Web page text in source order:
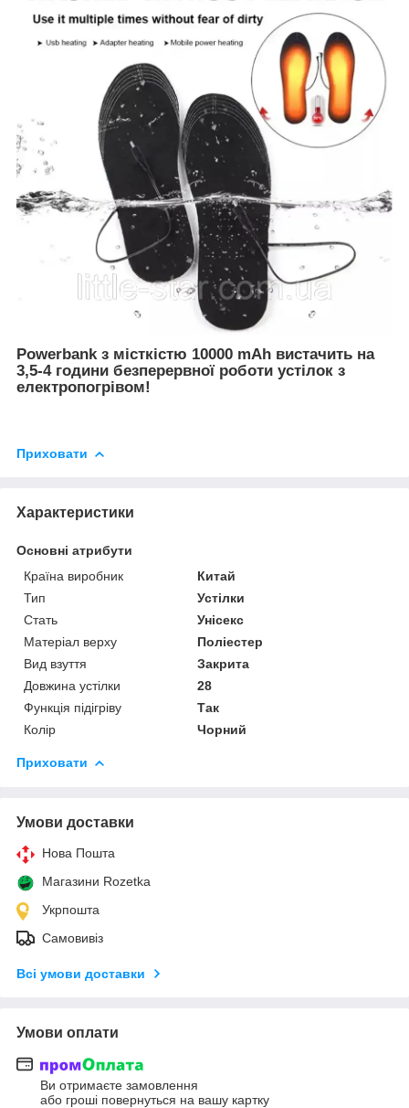
Powerbank з місткістю 10000 mAh вистачить на
3,5-4 години безперервної роботи устілок з
електропогрівом!
Приховати
Характеристики
Основні атрибути
Країна виробник
Китай
Тип
Устілки
Стать
Унісекс
Матеріал верху
Поліестер
Вид взуття
Закрита
Довжина устілки
28
Функція підігріву
Так
Колір
Чорний
Приховати
Умови доставки
Нова Пошта
Магазини Rozetka
Укрпошта
Самовивіз
Всі умови доставки
Умови оплати
Ви отримаєте замовлення
або гроші повернуться на вашу картку